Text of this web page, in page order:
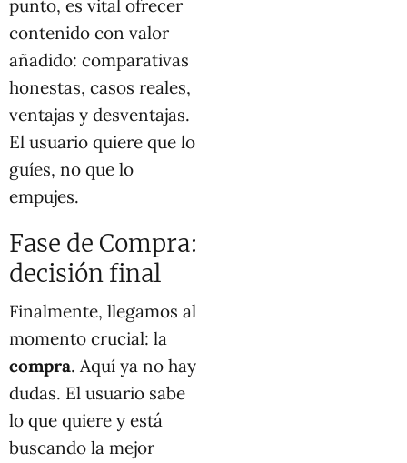
punto, es vital ofrecer
contenido con valor
añadido: comparativas
honestas, casos reales,
ventajas y desventajas.
El usuario quiere que lo
guíes, no que lo
empujes.
Fase de Compra:
decisión final
Finalmente, llegamos al
momento crucial: la
compra. Aquí ya no hay
dudas. El usuario sabe
lo que quiere y está
buscando la mejor